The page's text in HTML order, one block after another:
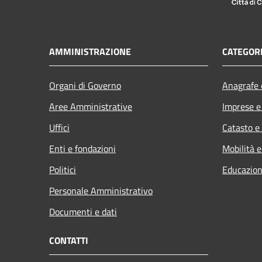
AMMINISTRAZIONE
Organi di Governo
Aree Amministrative
Uffici
Enti e fondazioni
Politici
Personale Amministrativo
Documenti e dati
Imprese
Catasto
Mobilità
CONTATTI